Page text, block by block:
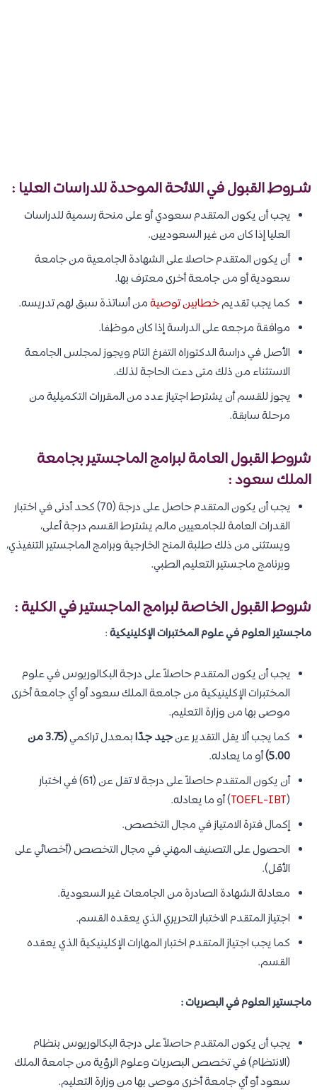
شـروط القبول في اللائحة الموحدة للدراسات العليا :
يجب أن يكون المتقدم سعودي أو على منحة رسمية للدراسات
العليا إذا كان من غير السعوديين.
أن يكون المتقدم حاصلا على الشهادة الجامعية من جامعة
سعودية أو من جامعة أخرى معترف بها.
كما يجب تقديمخطابين توصيةمن أساتذة سبق لهم تدريسه.
موافقة مرجعه على الدراسة إذا كان موظفا.
الأصل في دراسة الدكتوراه التفرغ التام ويجوز لمجلس الجامعة
الاستثناء من ذلك متى دعت الحاجة لذلك.
يجوز للقسم أن يشترط اجتياز عدد من المقررات التكميلية من
مرحلة سابقة.
شروط القبول العامة لبرامج الماجستير بجامعة
الملك سعود:
يجب أن يكون المتقدم حاصل على درجة (70) كحد أدنى في اختبار
القدرات العامة للجامعيين مالم يشترط القسم درجة أعلى،
ويستثنى من ذلك طلبة المنح الخارجية وبرامج الماجستير التنفيذي،
وبرنامج ماجستير التعليم الطبي.
شروط القبول الخاصة لبرامج الماجستير في الكلية :
ماجستير العلوم في علوم المختبرات الإكلينيكية:
يجب أن يكون المتقدم حاصلاً على درجة البكالوريوس في علوم
المختبرات الإكلينيكية من جامعة الملك سعود أو أي جامعة أخرى
موصى بها من وزارة التعليم.
كما يجب ألا يقل التقدير عنجيد جدًابمعدل تراكمي
(3.75 من
5.00) أو ما يعادله.
أن يكون المتقدم حاصلاً على درجة لا تقل عن (61) في اختبار
(
TOEFL-IBT) أو ما يعادله.
إكمال فترة الامتياز في مجال التخصص.
الحصول على التصنيف المهني في مجال التخصص (أخصائي على
الأقل).
معادلة الشهادة الصادرة من الجامعات غير السعودية.
اجتياز المتقدم الاختبار التحريري الذي يعقده القسم.
كما يجب اجتياز المتقدم اختبار المهارات الإكلينيكية الذي يعقده
القسم.
ماجستير العلوم في البصريات:
يجب أن يكون المتقدم حاصلاً على درجة البكالوريوس بنظام
(الانتظام) في تخصص البصريات وعلوم الرؤية من جامعة الملك
سعود أو أي جامعة أخرى موصى بها من وزارة التعليم.